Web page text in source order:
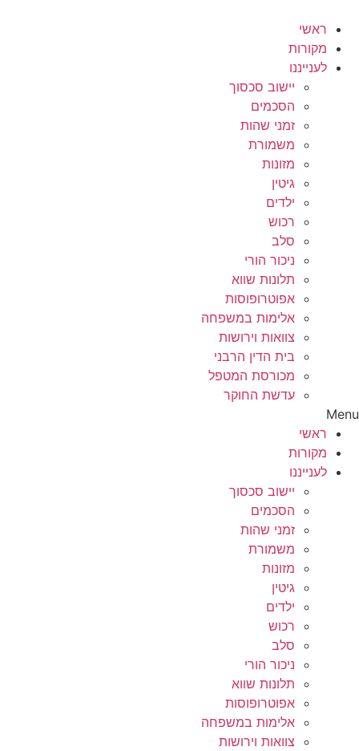
לתוכן
ראשי
מקורות
לענייננו
יישוב סכסוך
הסכמים
זמני שהות
משמורת
מזונות
גיטין
ילדים
רכוש
סלב
ניכור הורי
תלונות שווא
אפוטרופוסות
אלימות במשפחה
צוואות וירושות
בית הדין הרבני
מכורסת המטפל
עדשת החוקר
Menu
ראשי
מקורות
לענייננו
יישוב סכסוך
הסכמים
זמני שהות
משמורת
מזונות
גיטין
ילדים
רכוש
סלב
ניכור הורי
תלונות שווא
אפוטרופוסות
אלימות במשפחה
צוואות וירושות